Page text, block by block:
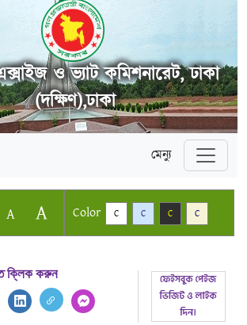
ও ভ্যাট কমিশনারেট, ঢাকা
(দক্ষিণ),ঢাকা
মেন্যু
A A Color C C C C
ক্লিক করুন